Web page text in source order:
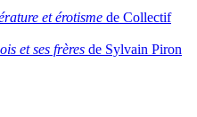
et érotisme de Collectif
et ses frères de Sylvain Piron